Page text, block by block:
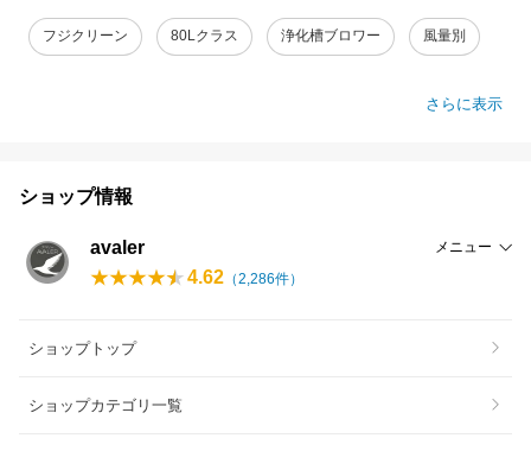
フジクリーン 80Lクラス 浄化槽ブロワー 風量別
さらに表示
ショップ情報
avaler メニュー
4.62 （2,286件）
ショップトップ
ショップカテゴリ一覧